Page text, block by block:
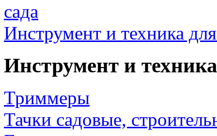
Инструмент и техника
Инструмент и
Триммеры
Тачки садовые,